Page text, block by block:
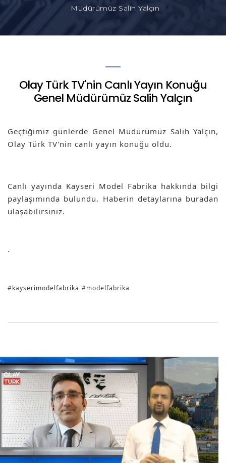
Müdürümüz Salih Yalçın
Olay Türk TV'nin Canlı Yayın Konuğu
Genel Müdürümüz Salih Yalçın
Geçtiğimiz günlerde Genel Müdürümüz Salih Yalçın,
Olay Türk TV'nin canlı yayın konuğu oldu.
Canlı yayında Kayseri Model Fabrika hakkında bilgi
paylaşımında bulundu. Haberin detaylarına
ulaşabilirsiniz.
.
#kayserimodelfabrika #modelfabrika